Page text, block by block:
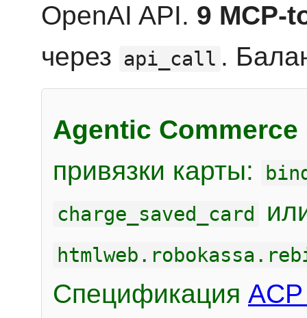
OpenAI API. 9 MCP-
через api_call .
Agentic Commerce
привязки карты:
charge_saved_card
Спецификация